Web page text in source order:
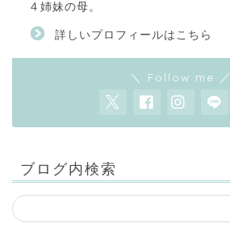
４姉妹の母。
詳しいプロフィールはこちら
＼ Follow me ／
ブログ内検索